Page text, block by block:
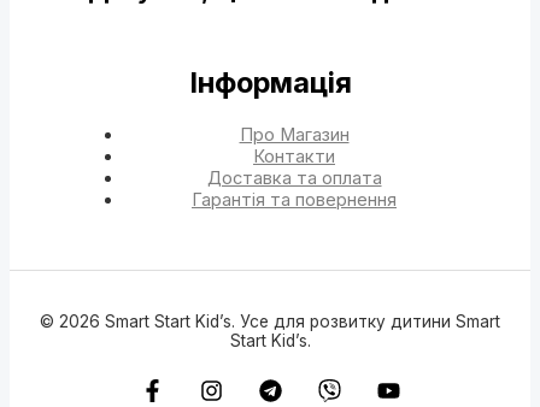
Інформація
Про Магазин
Контакти
Доставка та оплата
Гарантія та повернення
© 2026 Smart Start Kid’s. Усе для розвитку дитини Smart
Start Kid’s.